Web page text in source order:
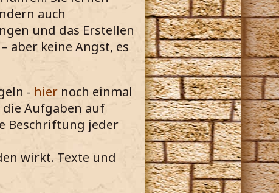
auch
und das Erstellen
aber keine Angst, es
- hiernoch einmal
die Aufgaben auf
Beschriftung jeder
wirkt. Texte und